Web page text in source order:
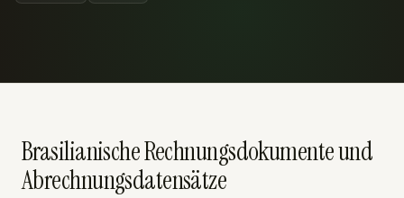
Brasilianische Rechnungsdokumente und
Abrechnungsdatensätze